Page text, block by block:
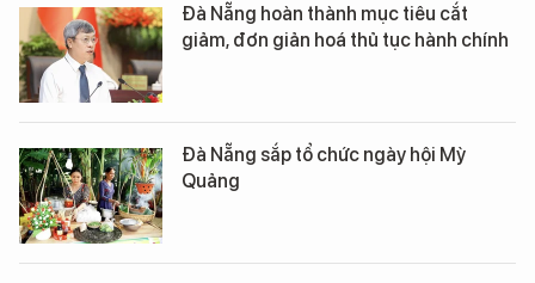
Đà Nẵng hoàn thành mục tiêu cắt
giảm, đơn giản hoá thủ tục hành chính
Đà Nẵng sắp tổ chức ngày hội Mỳ
Quảng